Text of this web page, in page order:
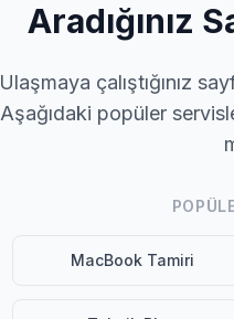
Aradığınız
Ulaşmaya çalıştığınız
Aşağıdaki popüler
MacBook Tamiri